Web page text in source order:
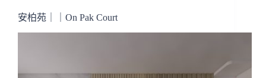
安柏苑｜｜On Pak Court